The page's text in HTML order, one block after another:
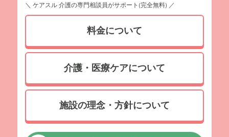
＼ ケアスル 介護の専門相談員がサポート(完全無料) ／
料金について
介護・医療ケアについて
施設の理念・方針について